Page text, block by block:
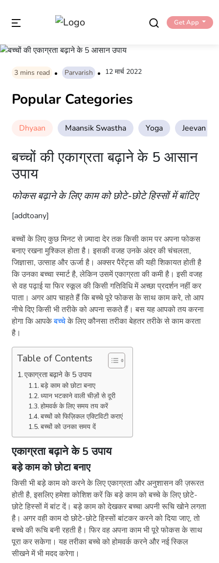
Get App
3 mins read Parvarish 12 मार्च 2022
Popular Categories
Dhyaan Maansik Swastha Yoga Jeevan
बच्चों की एकाग्रता बढ़ाने के 5 आसान
उपाय
फोकस बढ़ाने के लिए काम को छोटे-छोटे हिस्सों में बांटिए
[addtoany]
बच्चों के लिए कुछ मिनट से ज़्यादा देर तक किसी काम पर अपना फोकस
बनाए रखना मुश्किल होता है। इसकी वजह उनके अंदर की चंचलता,
जिज्ञासा, उत्साह और ऊर्जा है। अक्सर पैरेंट्स की यही शिकायत होती है
कि उनका बच्चा स्मार्ट है, लेकिन उसमें एकाग्रता की कमी है। इसी वजह
से वह पढ़ाई या फिर स्कूल की किसी गतिविधि में अच्छा प्रदर्शन नहीं कर
पाता। अगर आप चाहते हैं कि बच्चे पूरे फोकस के साथ काम करे, तो आप
नीचे दिए किसी भी तरीके को अपना सकते हैं। बस यह आपको तय करना
होगा कि आपकेबच्चेके लिए कौनसा तरीका बेहतर तरीके से काम करता
है।
Table of Contents
एकाग्रता बढ़ाने के 5 उपाय
बड़े काम को छोटा बनाए
ध्यान भटकाने वाली चीज़ों से दूरी
होमवर्क के लिए समय तय करें
बच्चों को फिज़िकल एक्टिविटी कराएं
बच्चों को उनका समय दें
एकाग्रता बढ़ाने के 5 उपाय
बड़े काम को छोटा बनाए
किसी भी बड़े काम को करने के लिए एकाग्रता और अनुशासन की ज़रूरत
होती है, इसलिए हमेशा कोशिश करें कि बड़े काम को बच्चे के लिए छोटे-
छोटे हिस्सों में बांट दें। बड़े काम को देखकर बच्चा अपनी रूचि खोने लगता
है। अगर वही काम दो छोटे-छोटे हिस्सों बांटकर करने को दिया जाए, तो
बच्चे की रूचि बनी रहती है। फिर वह अपना काम भी पूरे फोकस के साथ
पूरा कर सकेगा। यह तरीका बच्चे को होमवर्क करने और नई स्किल
सीखने में भी मदद करेगा।